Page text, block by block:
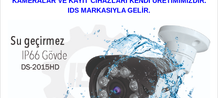
IDS MARKASIYLA GELİR.